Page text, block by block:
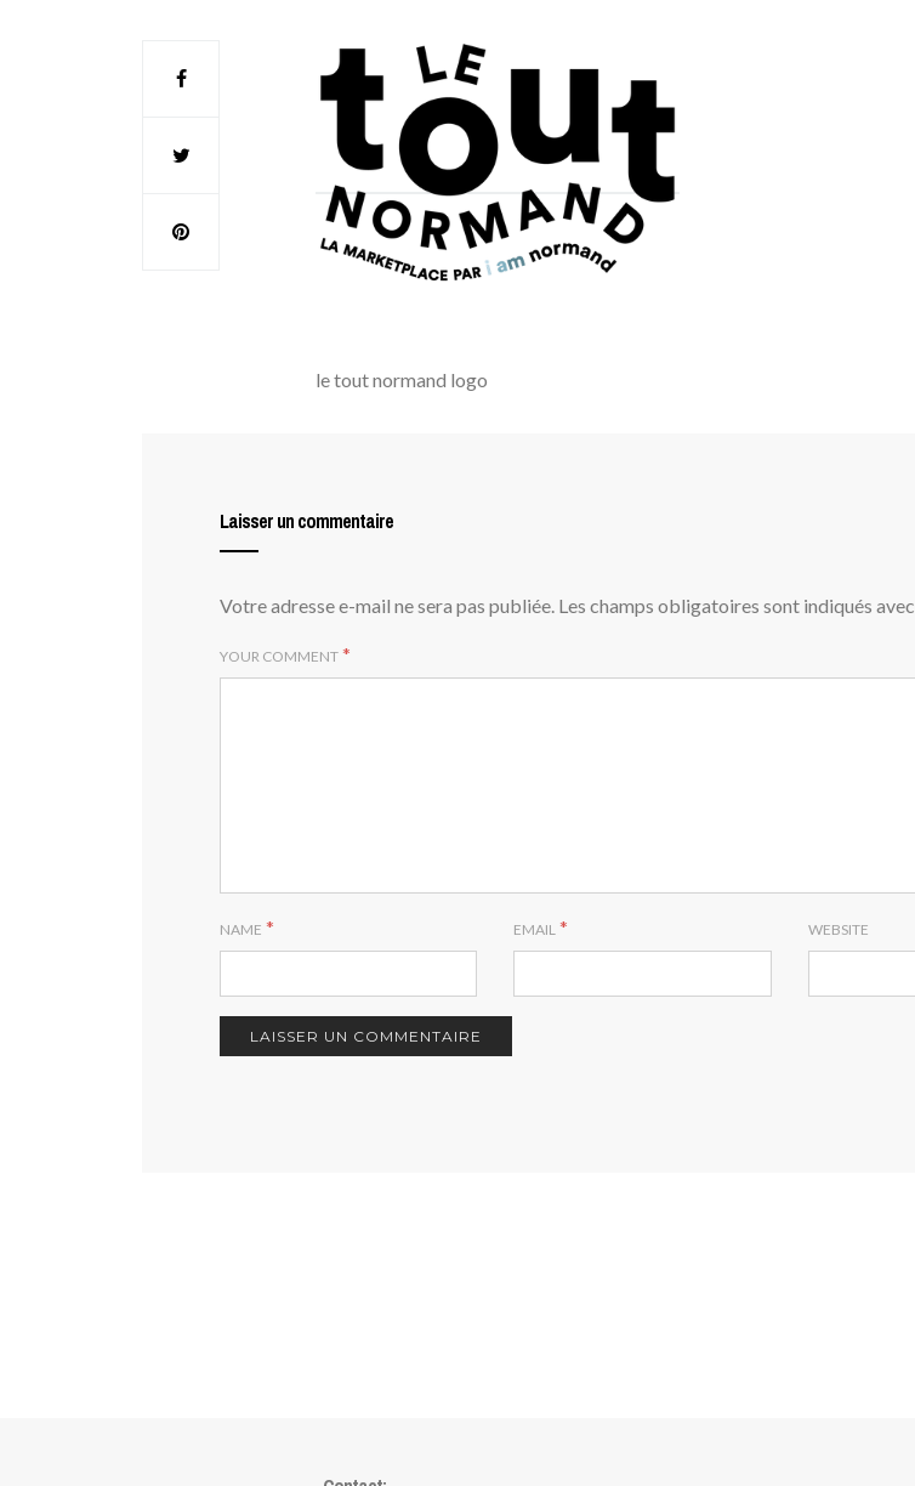
le tout normand logo
Laisser un commentaire
Votre adresse e-mail ne sera pas publiée. Les champs obligatoires sont indiqués avec
YOUR COMMENT *
NAME * EMAIL * WEBSITE